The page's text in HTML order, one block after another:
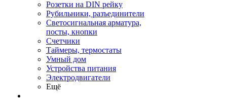
Розетки на DIN рейку
Рубильники, разъединители
Светосигнальная арматура,
посты, кнопки
Счетчики
Таймеры, термостаты
Умный дом
Устройства питания
Электродвигатели
Ещё